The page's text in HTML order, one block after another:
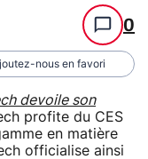
0
nous en favori
devoile son
profite du CES
en matière
officialise ainsi